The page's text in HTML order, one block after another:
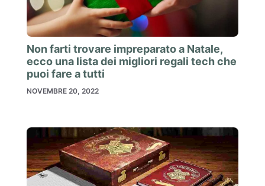
Non farti trovare impreparato a Natale,
ecco una lista dei migliori regali tech che
puoi fare a tutti
NOVEMBRE 20, 2022